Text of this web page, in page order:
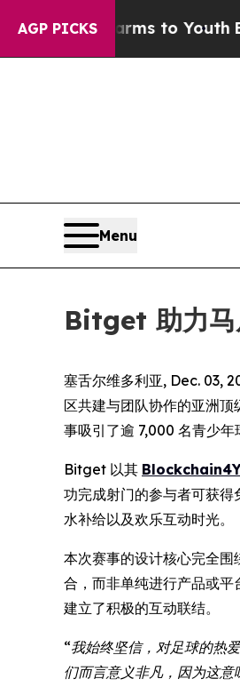
AGP PICKS
Harms to YouthBrazil
Menu
Bitget 助力马
塞舌尔维多利亚, Dec. 03,
区共建与团队协作的亚洲
事吸引了逾 7,000 名青少年
Bitget 以其
功完成射门的参与者可获
水补给以及欢乐互动时光。
本次赛事的设计核心完全
合，而非单纯进行产品或
建立了积极的互动联结。
“我始终坚信，对足球的热
们而言意义非凡，因为这